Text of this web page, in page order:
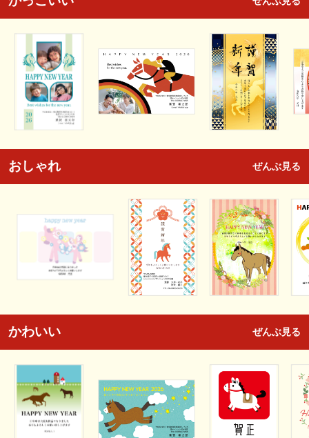
おしゃれ ぜんぶ見る
かわいい ぜんぶ見る